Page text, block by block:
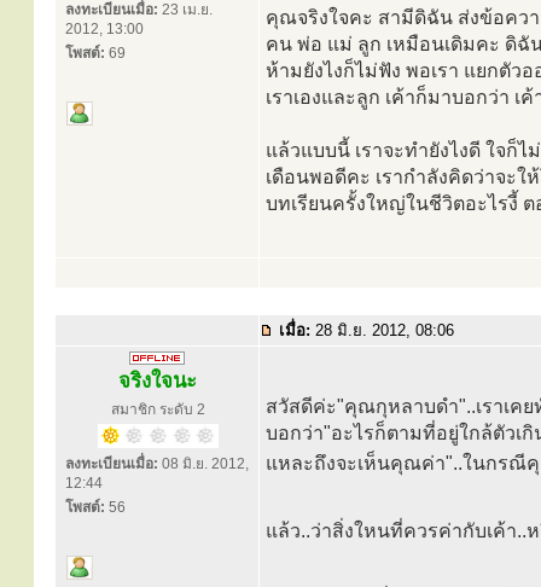
ลงทะเบียนเมื่อ: 23 เม.ย.
2012, 13:00
โพสต์: 69
คุณจริงใจคะ สามีดิฉัน ส่งข้อคว
คน พ่อ แม่ ลูก เหมือนเดิมคะ ดิฉั
ห้ามยังไงก็ไม่ฟัง พอเรา แยกตัว
เราเองและลูก เค้าก็มาบอกว่า เ
แล้วแบบนี้ เราจะทำยังไงดี ใจก็
เดือนพอดีคะ เรากำลังคิดว่าจะใ
บทเรียนครั้งใหญ่ในชีวิตอะไรงี้
เมื่อ: 28 มิ.ย. 2012, 08:06
จริงใจนะ
สมาชิก ระดับ 2
ลงทะเบียนเมื่อ: 08 มิ.ย. 2012,
12:44
โพสต์: 56
สวัสดีค่ะ"คุณกุหลาบดำ"..เราเค
บอกว่า"อะไรก็ตามที่อยู่ใกล้ตัวเ
แหละถึงจะเห็นคุณค่า"..ในกรณี
แล้ว..ว่าสิ่งใหนที่ควรค่ากับเค้า